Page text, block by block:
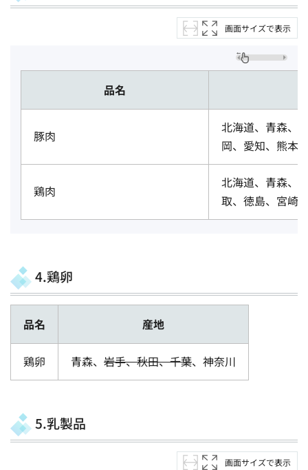
画面サイズで表示
品名
豚肉
北海道、青森、
岡、愛知、熊本
鶏肉
北海道、青森、
取、徳島、宮崎
4.鶏卵
品名 産地
鶏卵 青森、 岩手、秋田、千葉、神奈川
5.乳製品
画面サイズで表示